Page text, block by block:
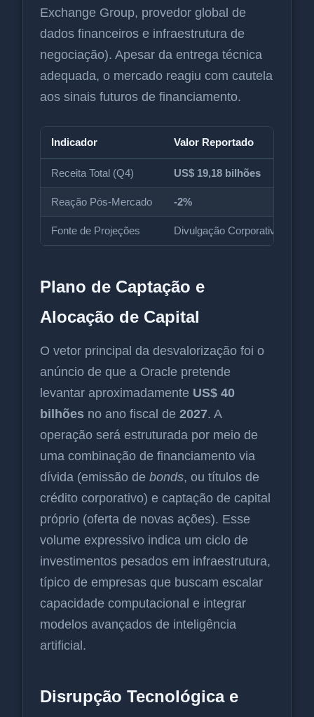
Exchange Group, provedor global de
dados financeiros e infraestrutura de
negociação). Apesar da entrega técnica
adequada, o mercado reagiu com cautela
aos sinais futuros de financiamento.
Indicador Valor Reportado
Receita Total (Q4) US$ 19,18 bilhões
Reação Pós-Mercado -2%
Fonte de Projeções Divulgação Corporativa
Plano de Captação e
Alocação de Capital
O vetor principal da desvalorização foi o
anúncio de que a Oracle pretende
levantar aproximadamente US$ 40
bilhões no ano fiscal de 2027. A
operação será estruturada por meio de
uma combinação de financiamento via
dívida (emissão de bonds, ou títulos de
crédito corporativo) e captação de capital
próprio (oferta de novas ações). Esse
volume expressivo indica um ciclo de
investimentos pesados em infraestrutura,
típico de empresas que buscam escalar
capacidade computacional e integrar
modelos avançados de inteligência
artificial.
Disrupção Tecnológica e